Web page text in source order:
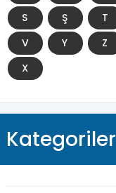
S
Ş T
V
Y Z
X
Kategoriler